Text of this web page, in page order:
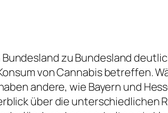
zu Bundesland
von Cannabis betreffen.
andere, wie Bayern und
über die unterschiedlichen